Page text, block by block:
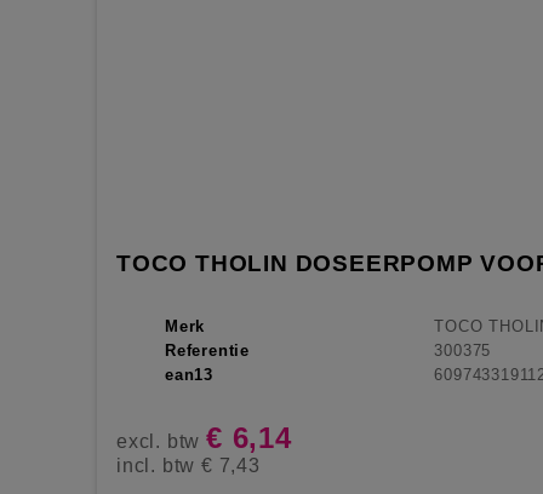
TOCO THOLIN DOSEERPOMP
Merk
TOCO
Referentie
300375
ean13
excl. btw € 6,14
incl. btw € 7,43